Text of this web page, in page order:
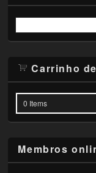
Carrinho
0 Items
Membros